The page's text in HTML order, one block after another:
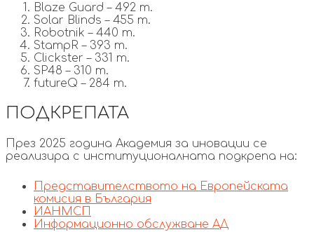
Blaze Guard – 492 т.
Solar Blinds – 455 т.
Robotnik – 440 т.
StampR – 393 т.
Clickster – 331 т.
SP48 – 310 т.
futureQ – 284 т.
ПОДКРЕПАТА
През 2025 година Академия за иновации се
реализира с институционалната подкрепа на:
Представителството на Европейската
комисия в България
ИАНМСП
Информационно обслужване АД